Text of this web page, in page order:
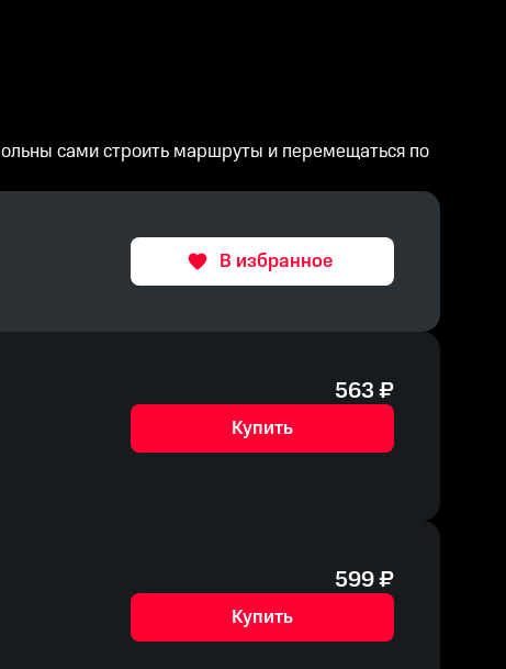
сами строить маршруты и перемещаться по
В избранное
563₽
Купить
599₽
Купить